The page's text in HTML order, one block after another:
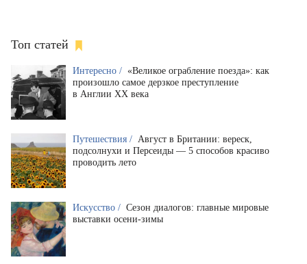
Топ статей
Интересно / «Великое ограбление поезда»: как
произошло самое дерзкое преступление
в Англии XX века
Путешествия / Август в Британии: вереск,
подсолнухи и Персеиды — 5 способов красиво
проводить лето
Искусство / Сезон диалогов: главные мировые
выставки осени-зимы